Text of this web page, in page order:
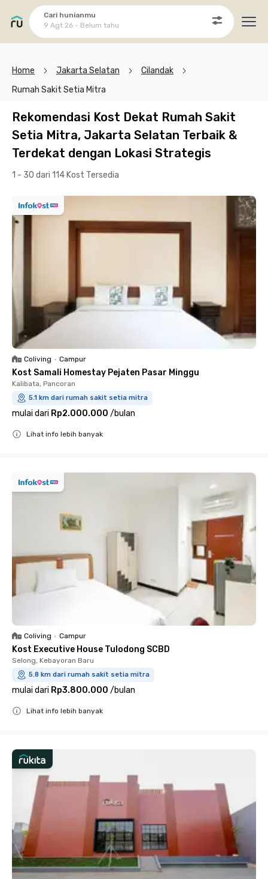
Cari hunianmu
9 Agt 26 - Belum tahu
Home Jakarta Selatan
Cilandak
Rumah Sakit Setia Mitra
Rekomendasi Kost Dekat Rumah Sakit
Setia Mitra, Jakarta Selatan Terbaik &
Terdekat dengan Lokasi Strategis
1 - 30 dari 114 Kost Tersedia
Coliving • Campur
Kost Samali Homestay Pejaten Pasar Minggu
Kalibata, Pancoran
5.1 km dari rumah sakit setia mitra
mulai dari Rp2.000.000 /bulan
Lihat info lebih banyak
Coliving • Campur
Kost Executive House Tulodong SCBD
Selong, Kebayoran Baru
5.8 km dari rumah sakit setia mitra
mulai dari Rp3.800.000 /bulan
Lihat info lebih banyak